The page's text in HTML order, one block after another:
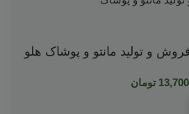
و تولید مانتو و پوشاک هلو
تومان